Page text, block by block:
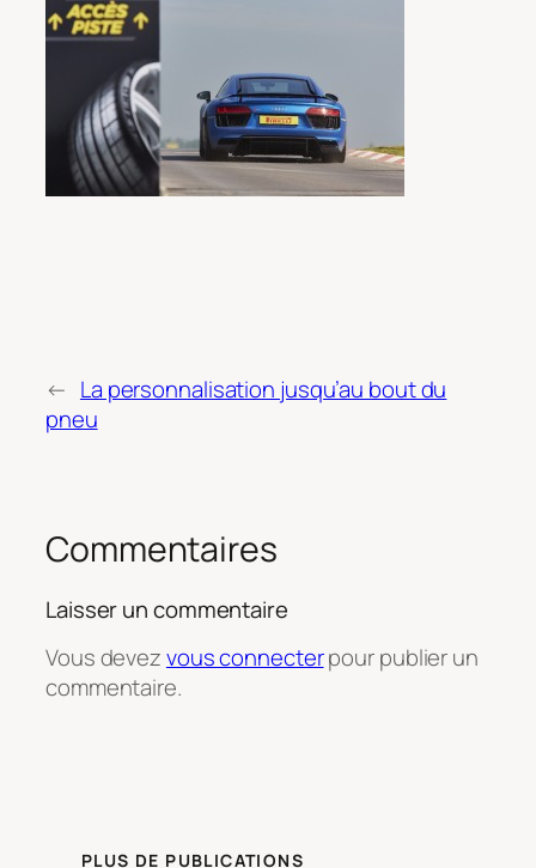
← La personnalisation jusqu’au bout du
pneu
Commentaires
Laisser un commentaire
Vous devezvous connecterpour publier un
commentaire.
PLUS DE PUBLICATIONS